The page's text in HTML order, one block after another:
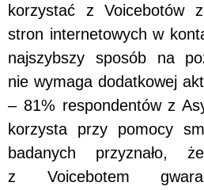
korzystać z Voicebotów
stron internetowych w
najszybszy sposób na
nie wymaga dodatkowej
– 81% respondentów z
korzysta przy pomocy
badanych przyznało,
z Voicebotem